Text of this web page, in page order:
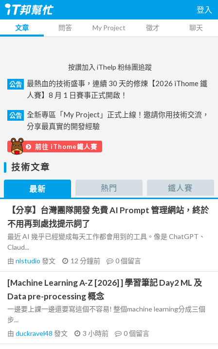
登入
文章 問答 My Project 徵才 聊天
按讚加入 iThelp 粉絲團追蹤
公告
最熱血的技術盛事，連續 30 天的修煉【2026 iThome 鐵
人賽】8 月 1 日賽事正式開啟！
公告
全新專區「My Project」正式上線！邀請你用技術交流，
分享最真實的開發經驗
前往 iThome鐵人賽
技術文章
最新 熱門 鐵人賽
【分享】台灣團隊開發 免費 AI Prompt 管理網站，終於
不用再到處找提示詞了
最近 AI 幾乎已經變成每天工作都會用到的工具。像是 ChatGPT、
Claud...
由 nlstudio 發文 12 分鐘前 0個留言
[Machine Learning A-Z [2026] ] 學習筆記 Day2 ML 及
Data pre-processing 概念
一邊要上課一邊還要寫這個不容易! 整個machine learning分成三個
步...
由 duckravel48 發文 3 小時前 0個留言